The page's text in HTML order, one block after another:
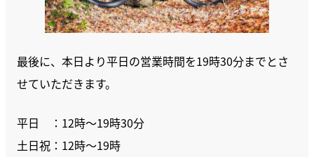
最後に、本日より平日の営業時間を19時30分までとさ
せていただきます。
平日 ：12時～19時30分
土日祝：12時～19時